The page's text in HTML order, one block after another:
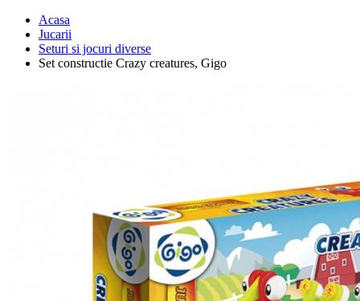
Acasa
Jucarii
Seturi si jocuri diverse
Set constructie Crazy creatures, Gigo